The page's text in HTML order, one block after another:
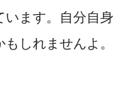
います。自分自身
しれませんよ。